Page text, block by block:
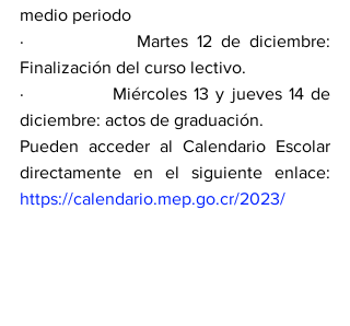
medio periodo
·             Martes 12 de diciembre:
Finalización del curso lectivo.
·             Miércoles 13 y jueves 14 de
diciembre: actos de graduación.
Pueden acceder al Calendario Escolar
https://calendario.mep.go.cr/2023/